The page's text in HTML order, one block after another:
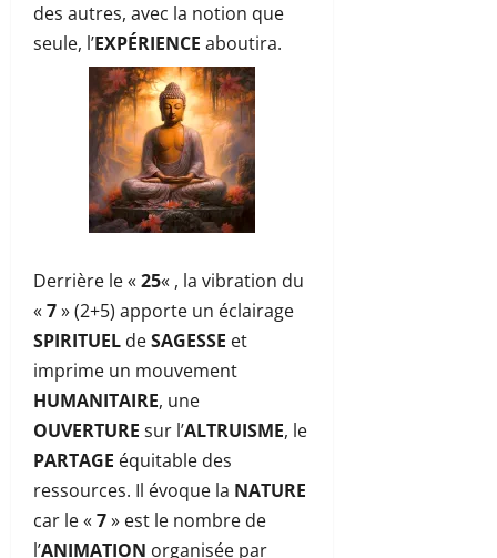
des autres, avec la notion que
seule, l’EXPÉRIENCE aboutira.
Derrière le «25« , la vibration du
«7» (2+5) apporte un éclairage
SPIRITUEL deSAGESSE et
imprime un mouvement
HUMANITAIRE, une
OUVERTURE sur l’ALTRUISME, le
PARTAGE équitable des
ressources. Il évoque la NATURE
car le «7» est le nombre de
l’ANIMATION organisée par